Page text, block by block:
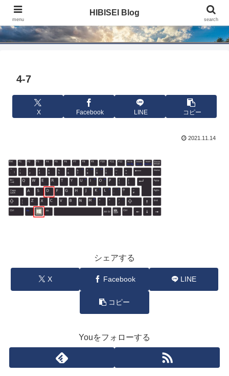
HIBISEI Blog
4-7
X Facebook LINE コピー
2021.11.14
シェアする
X Facebook LINE
コピー
Youをフォローする
menu
HIBISEI Blog
search